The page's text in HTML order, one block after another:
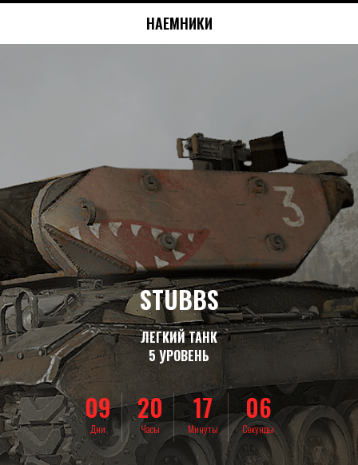
НАЕМНИКИ
STUBBS
ЛЕГКИЙ ТАНК
5 УРОВЕНЬ
09
Дни
20
Часы
17
Минуты
03
Секунды